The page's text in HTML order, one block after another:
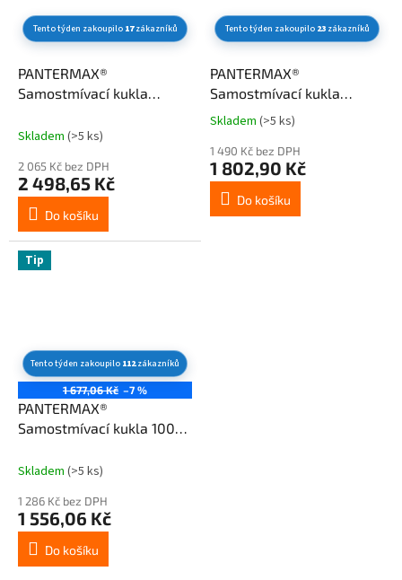
Tento týden zakoupilo 17zákazníků
PANTERMAX®
Samostmívací kukla
Skladem (>5 ks)
2 065 Kč bez DPH
2 498,65 Kč
Do košíku
Tento týden zakoupilo 23zákazníků
PANTERMAX®
Samostmívací kukla
2000® (1/1/1/1)
Průměrné
produktu
je
4,0
Skladem (>5 ks)
1 490 Kč bez DPH
1 802,90 Kč
Do košíku
Tip
1 677,06 Kč –7 %
Tento týden zakoupilo 112zákazníků
PANTERMAX®
Samostmívací kukla 1000®
Skladem (>5 ks)
1 286 Kč bez DPH
1 556,06 Kč
Do košíku